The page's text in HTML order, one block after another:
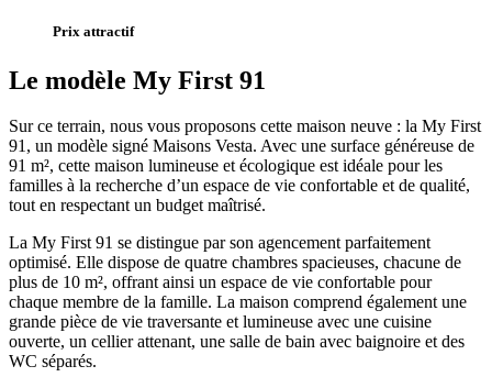
Prix attractif
Le modèle My First 91
Sur ce terrain, nous vous proposons cette maison neuve : la My First
91, un modèle signé Maisons Vesta. Avec une surface généreuse de
91 m², cette maison lumineuse et écologique est idéale pour les
familles à la recherche d’un espace de vie confortable et de qualité,
tout en respectant un budget maîtrisé.
La My First 91 se distingue par son agencement parfaitement
optimisé. Elle dispose de quatre chambres spacieuses, chacune de
plus de 10 m², offrant ainsi un espace de vie confortable pour
chaque membre de la famille. La maison comprend également une
grande pièce de vie traversante et lumineuse avec une cuisine
ouverte, un cellier attenant, une salle de bain avec baignoire et des
WC séparés.